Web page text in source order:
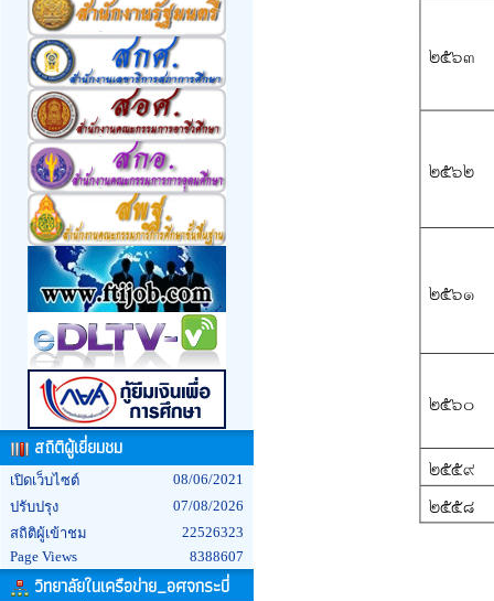
สถิติผู้เยี่ยมชม
เปิดเว็บไซต์
08/06/2021
ปรับปรุง
07/08/2026
สถิติผู้เข้าชม
22526323
Page Views
8388607
วิทยาลัยในเครือข่าย_อศจกระบี่